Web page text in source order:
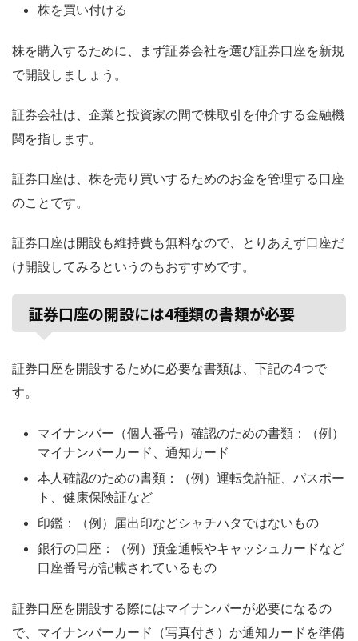
株を買い付ける
株を購入するために、まず証券会社を選び証券口座を新規
で開設しましょう。
証券会社は、企業と投資家の間で株取引を仲介する金融機
関を指します。
証券口座は、株を売り買いするためのお金を管理する口座
のことです。
証券口座は開設も維持費も無料なので、とりあえず口座だ
け開設してみるというのもおすすめです。
証券口座の開設には4種類の書類が必要
証券口座を開設するために必要な書類は、下記の4つで
す。
マイナンバー（個人番号）確認のための書類：（例）
マイナンバーカード、通知カード
本人確認のための書類：（例）運転免許証、パスポー
ト、健康保険証など
印鑑：（例）届出印などシャチハタではないもの
銀行の口座：（例）預金通帳やキャッシュカードなど
口座番号が記載されているもの
証券口座を開設する際にはマイナンバーが必要になるの
で、マイナンバーカード（写真付き）か通知カードを準備